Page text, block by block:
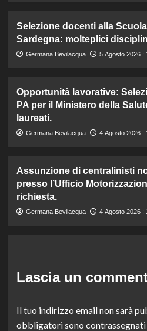
Selezione docenti alla
Sardegna: molteplici
Germana Bevilacqua 5 Agosto 2026 :
Opportunità lavorative:
PA per il Ministero della
laureati.
Germana Bevilacqua 4 Agosto 2026 :
Assunzione di centralinisti
presso l’Ufficio
richiesta.
Germana Bevilacqua 4 Agosto 2026 :
Lascia un
Il tuo indirizzo email non sarà
obbligatori sono contrassegnati